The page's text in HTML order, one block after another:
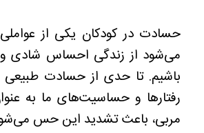
حسادت در کودکان یکی از
می‌شود از زندگی احساس شادی
باشیم. تا حدی از حسادت طبیعی
رفتارها و حساسیت‌های ما به
مربی، باعث تشدید این حس